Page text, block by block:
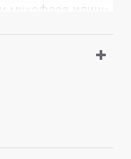
муҳофаза қилиш»,
ҳуқуқлари»,